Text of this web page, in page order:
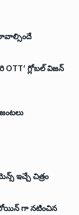
రావాల్సిందే
గ్లోబల్ విజన్
ఇచ్చే చిత్రం
గా నటించిన